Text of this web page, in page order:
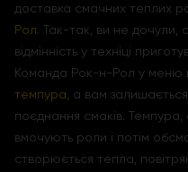
доставка смачних теплих
Рол. Так-так, ви не дочули,
відмінність у техніці
Команда Рок-н-Рол у меню
темпура, а вам
поєднання смаків. Темпура,
вмочують роли і потім
створюється тепла,